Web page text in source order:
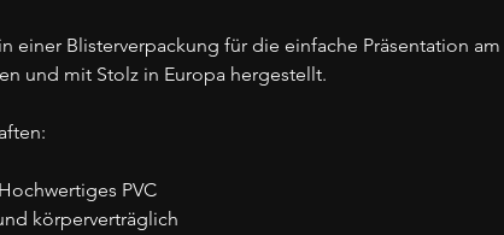
einer Blisterverpackung für die einfache Präsentation am
und mit Stolz in Europa hergestellt.
PVC
körperverträglich